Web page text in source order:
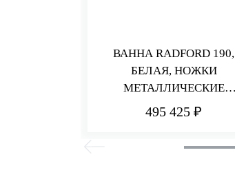
ВАННА RADFORD 190,
БЕЛАЯ, НОЖКИ
МЕТАЛЛИЧЕСКИЕ
СОСТАРЕННАЯ БРОНЗА
495 425 ₽